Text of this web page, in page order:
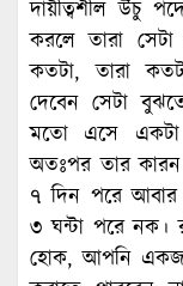
দায়ীত্বশীল উঁচু
করলে তারা
কতটা, তারা
দেবেন সেটা
মতো এসে একটা
অতঃপর তার কারন
৭ দিন পরে আবার
৩ ঘন্টা পরে নক।
হোক, আপনি